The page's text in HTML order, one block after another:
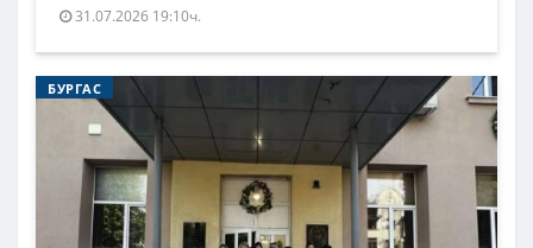
31.07.2026 19:10ч.
БУРГАС